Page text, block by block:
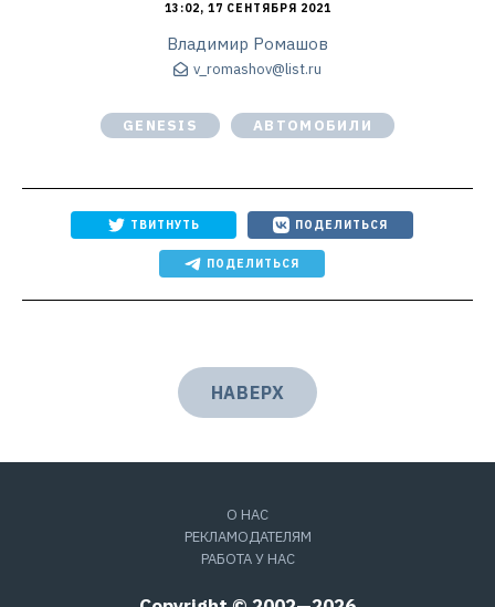
13:02, 17 СЕНТЯБРЯ 2021
Владимир Ромашов
v_romashov@list.ru
GENESIS АВТОМОБИЛИ
ТВИТНУТЬ ПОДЕЛИТЬСЯ
ПОДЕЛИТЬСЯ
НАВЕРХ
О НАС
РЕКЛАМОДАТЕЛЯМ
РАБОТА У НАС